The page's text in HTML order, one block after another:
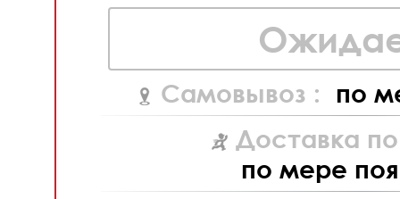
Самовывоз : по
Доставка
по мере